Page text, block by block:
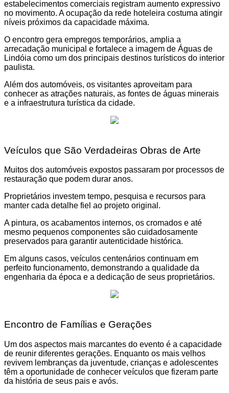
estabelecimentos comerciais registram aumento expressivo
no movimento. A ocupação da rede hoteleira costuma atingir
níveis próximos da capacidade máxima.
O encontro gera empregos temporários, amplia a
arrecadação municipal e fortalece a imagem de Águas de
Lindóia como um dos principais destinos turísticos do interior
paulista.
Além dos automóveis, os visitantes aproveitam para
conhecer as atrações naturais, as fontes de águas minerais
e a infraestrutura turística da cidade.
Veículos que São Verdadeiras Obras de Arte
Muitos dos automóveis expostos passaram por processos de
restauração que podem durar anos.
Proprietários investem tempo, pesquisa e recursos para
manter cada detalhe fiel ao projeto original.
A pintura, os acabamentos internos, os cromados e até
mesmo pequenos componentes são cuidadosamente
preservados para garantir autenticidade histórica.
Em alguns casos, veículos centenários continuam em
perfeito funcionamento, demonstrando a qualidade da
engenharia da época e a dedicação de seus proprietários.
Encontro de Famílias e Gerações
Um dos aspectos mais marcantes do evento é a capacidade
de reunir diferentes gerações. Enquanto os mais velhos
revivem lembranças da juventude, crianças e adolescentes
têm a oportunidade de conhecer veículos que fizeram parte
da história de seus pais e avós.